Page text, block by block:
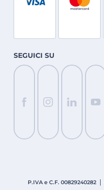
SEGUICI SU
P.IVA e C.F. 00829240282